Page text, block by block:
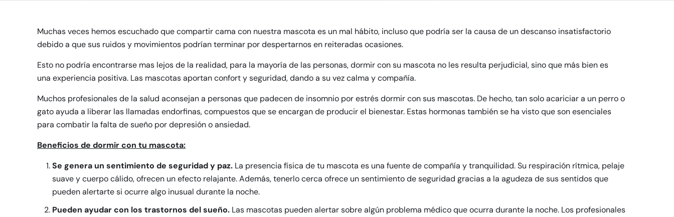
Muchas veces hemos escuchado que compartir cama con nuestra mascota es un mal hábito, incluso que podría ser la causa de un descanso insatisfactorio
debido a que sus ruidos y movimientos podrían terminar por despertarnos en reiteradas ocasiones.
Esto no podría encontrarse mas lejos de la realidad, para la mayoría de las personas, dormir con su mascota no les resulta perjudicial, sino que más bien es
una experiencia positiva. Las mascotas aportan confort y seguridad, dando a su vez calma y compañía.
Muchos profesionales de la salud aconsejan a personas que padecen de insomnio por estrés dormir con sus mascotas. De hecho, tan solo acariciar a un perro o
gato ayuda a liberar las llamadas endorfinas, compuestos que se encargan de producir el bienestar. Estas hormonas también se ha visto que son esenciales
para combatir la falta de sueño por depresión o ansiedad.
Beneficios de dormir con tu mascota:
Se genera un sentimiento de seguridad y paz. La presencia física de tu mascota es una fuente de compañía y tranquilidad. Su respiración rítmica, pelaje
suave y cuerpo cálido, ofrecen un efecto relajante. Además, tenerlo cerca ofrece un sentimiento de seguridad gracias a la agudeza de sus sentidos que
pueden alertarte si ocurre algo inusual durante la noche.
Pueden ayudar con los trastornos del sueño. Las mascotas pueden alertar sobre algún problema médico que ocurra durante la noche. Los profesionales